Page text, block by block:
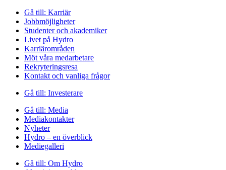
Gå till: Karriär
Jobbmöjligheter
Studenter och akademiker
Livet på Hydro
Karriärområden
Möt våra medarbetare
Rekryteringsresa
Kontakt och vanliga frågor
Gå till: Investerare
Gå till: Media
Mediakontakter
Nyheter
Hydro – en överblick
Mediegalleri
Gå till: Om Hydro